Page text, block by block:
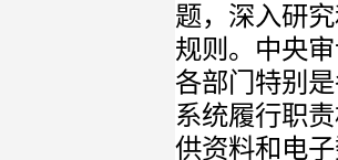
题，深入研
规则。中央
各部门特别
系统履行职
供资料和电